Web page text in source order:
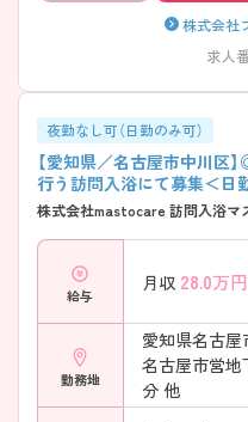
株式会社
求人
夜勤なし可（日勤のみ可）
【愛知県／名古屋市中川区
行う訪問入浴にて募集＜日
株式会社mastocare 訪問入浴マ
給与
月収 28.0万
勤務地
愛知県名古屋
名古屋市営地
分 他